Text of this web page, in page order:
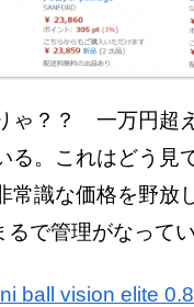
ゃ？？ 一万円超
る。これはどう見
常識な価格を野放
で管理がなってい
ball vision elite